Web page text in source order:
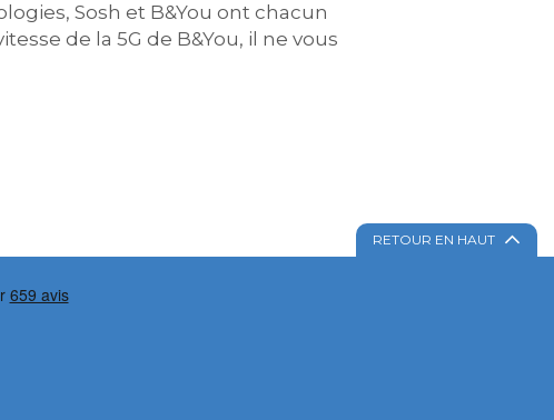
Sosh et B&You ont chacun
de la 5G de B&You, il ne vous
RETOUR EN HAUT